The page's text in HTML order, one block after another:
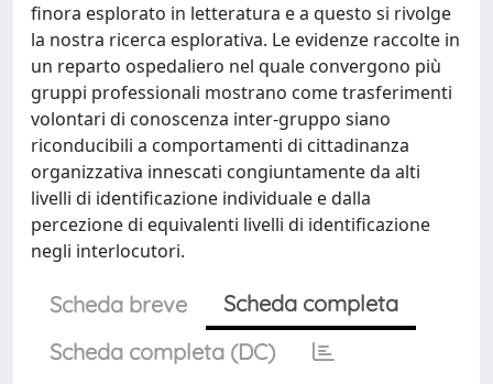
finora esplorato in letteratura e a questo si rivolge
la nostra ricerca esplorativa. Le evidenze raccolte in
un reparto ospedaliero nel quale convergono più
gruppi professionali mostrano come trasferimenti
volontari di conoscenza inter-gruppo siano
riconducibili a comportamenti di cittadinanza
organizzativa innescati congiuntamente da alti
livelli di identificazione individuale e dalla
percezione di equivalenti livelli di identificazione
negli interlocutori.
Scheda breve
Scheda completa
Scheda completa (DC)